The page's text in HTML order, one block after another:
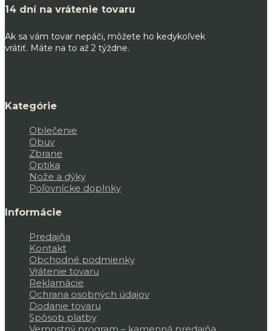
14 dní na vrátenie tovaru
Ak sa vám tovar nepáči, môžete ho kedykoľvek
vrátiť. Máte na to až 2 týždne.
Kategórie
Oblečenie
Obuv
Zbrane
Optika
Nože a dýky
Poľovnícke doplnky
Informácie
Predajňa
Kontakt
Obchodné podmienky
Vrátenie tovaru
Reklamácie
Ochrana osobných údajov
Dodanie tovaru
Spôsob platby